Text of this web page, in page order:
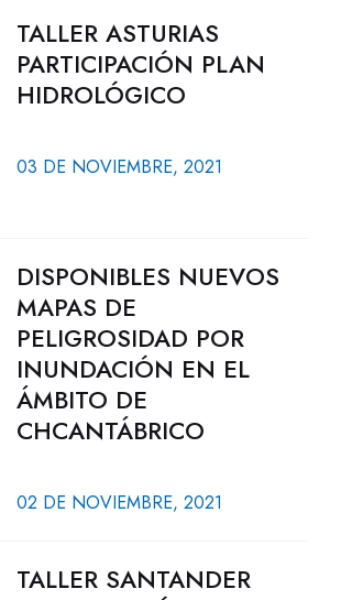
TALLER ASTURIAS
PARTICIPACIÓN PLAN
HIDROLÓGICO
03 DE NOVIEMBRE, 2021
DISPONIBLES NUEVOS
MAPAS DE
PELIGROSIDAD POR
INUNDACIÓN EN EL
ÁMBITO DE
CHCANTÁBRICO
02 DE NOVIEMBRE, 2021
TALLER SANTANDER